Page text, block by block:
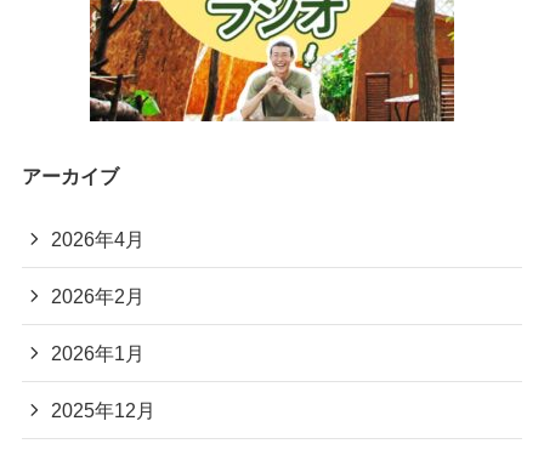
アーカイブ
2026年4月
2026年2月
2026年1月
2025年12月